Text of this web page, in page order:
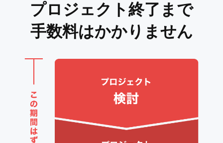
プロジェクト終了まで
手数料はかかりません